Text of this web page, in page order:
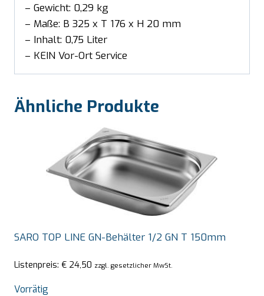
– Gewicht: 0,29 kg
– Maße: B 325 x T 176 x H 20 mm
– Inhalt: 0,75 Liter
– KEIN Vor-Ort Service
Ähnliche Produkte
SARO TOP LINE GN-Behälter 1/2 GN T 150mm
Listenpreis: € 24,50 zzgl. gesetzlicher MwSt.
Vorrätig